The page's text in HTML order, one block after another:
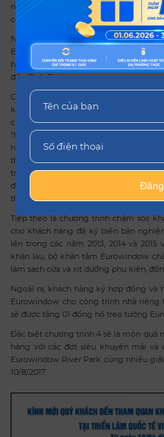
nhà office, biệt thự, trung tâm thương
có trẻ nhỏ.
Nhân dịp Triển lãm Vietbuild Đà
Eurowindow giảm giá từ 5- 12% cho
hàng ký hợp đồng lắp đặt sản phẩm
đến Bình Định.
Cũng trong thời gian này,
khách hàng trên cả nước nhân dịp kỷ
chương trình lớn được tổ chức xuyên
“Hoàn thành phiếu ý kiến đánh giá
hàng đã hoàn thành “Phiếu ý kiến
tham gia chương trình bốc thăm may
triệu đồng, tivi Sony trị giá 10 triệu
đồng và đồng hồ Eurowindow trị giá
thưởng lên tới 628 giải.
Tiếp theo là chương trình chăm sóc
cho khách hàng đã ký biên bản
lên trong các năm 2013, 2014 và
khăn lau, bộ khăn tắm Eurowindow
làm sạch cửa và xịt dưỡng phụ kiện,
Ngoài ra, khách hàng ký hợp đồng và
Eurowindow cho công trình nhà riêng
sẽ được tặng 01 đồng hồ treo tường
Đặc biệt chương trình 4 sẽ là món quà
hàng với các đợt siêu khuyến mãi
Eurowindow River Park cùng nhiều
10/8/2017.